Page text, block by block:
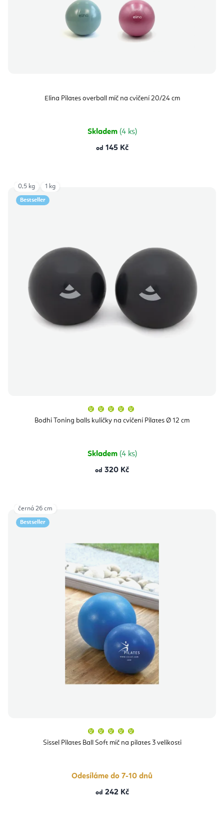
Elina Pilates overball míč na cvičení 20/24 cm
Skladem (4 ks)
od 145 Kč
Bestseller
Bodhi Toning balls kuličky na cvičení Pilates Ø 12 cm
produktu
je
hvězdiček.
Skladem (4 ks)
od 320 Kč
0,5 kg 1 kg
Bestseller
Sissel Pilates Ball Soft míč na pilates 3 velikosti
produktu
je
hvězdiček.
Odesíláme do 7-10 dnů
od 242 Kč
černá 26 cm